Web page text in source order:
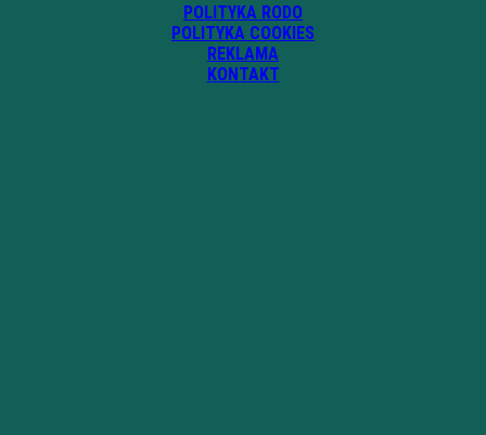
POLITYKA RODO
POLITYKA COOKIES
REKLAMA
KONTAKT